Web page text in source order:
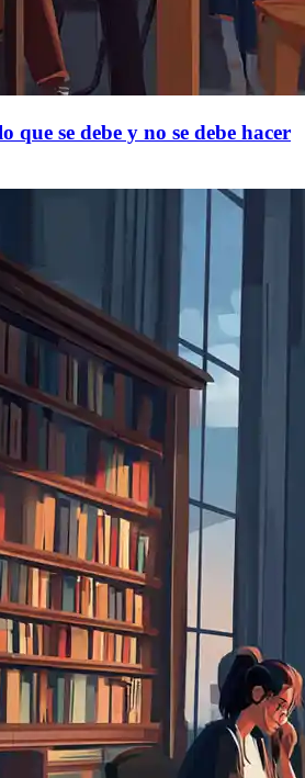
que se debe y no se debe hacer